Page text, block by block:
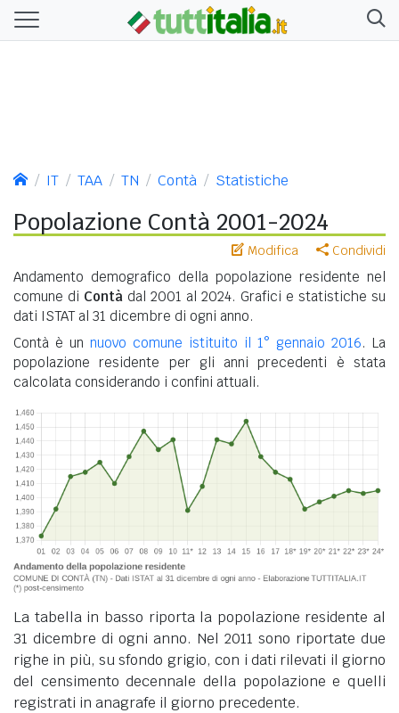
IT TAA TN Contà Statistiche
Popolazione Contà 2001-2024
Modifica Condividi
Andamento demografico della popolazione residente nel
comune di Contà dal 2001 al 2024. Grafici e statistiche su
dati ISTAT al 31 dicembre di ogni anno.
Contà è un nuovo comune istituito il 1° gennaio 2016. La
popolazione residente per gli anni precedenti è stata
calcolata considerando i confini attuali.
La tabella in basso riporta la popolazione residente al
31 dicembre di ogni anno. Nel 2011 sono riportate due
righe in più, su sfondo grigio, con i dati rilevati il giorno
del censimento decennale della popolazione e quelli
registrati in anagrafe il giorno precedente.